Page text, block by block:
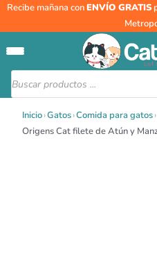
Recibe mañana conENVÍO GRATIS
Búsqueda
de
productos
Inicio›Gatos›Comida para gatos›
Origens Cat filete de Atún y
Origens
de
Atún
y
85
gr